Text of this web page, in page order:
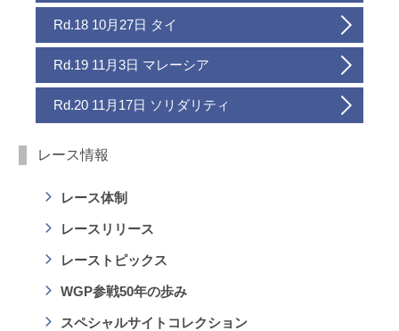
Rd.18 10月27日 タイ
Rd.19 11月3日 マレーシア
Rd.20 11月17日 ソリダリティ
レース情報
レース体制
レースリリース
レーストピックス
WGP参戦50年の歩み
スペシャルサイトコレクション